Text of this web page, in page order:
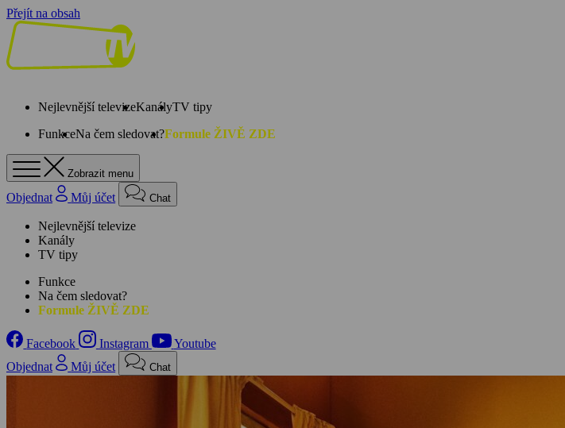
Přejít na obsah
Nejlevnější televizeKanályTV tipy
FunkceNa čem sledovat?Formule ŽIVĚ ZDE
Zobrazit menu
Objednat Můj účet Chat
Nejlevnější televize
Kanály
TV tipy
Funkce
Na čem sledovat?
Formule ŽIVĚ ZDE
Facebook Instagram
Youtube
Objednat
Můj účet Chat